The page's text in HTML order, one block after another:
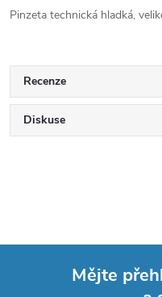
Pinzeta technická hladká,
Recenze
Diskuse
Mějte